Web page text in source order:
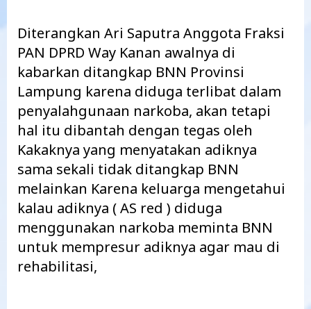
Diterangkan Ari Saputra Anggota Fraksi
PAN DPRD Way Kanan awalnya di
kabarkan ditangkap BNN Provinsi
Lampung karena diduga terlibat dalam
penyalahgunaan narkoba, akan tetapi
hal itu dibantah dengan tegas oleh
Kakaknya yang menyatakan adiknya
sama sekali tidak ditangkap BNN
melainkan Karena keluarga mengetahui
kalau adiknya ( AS red ) diduga
menggunakan narkoba meminta BNN
untuk mempresur adiknya agar mau di
rehabilitasi,